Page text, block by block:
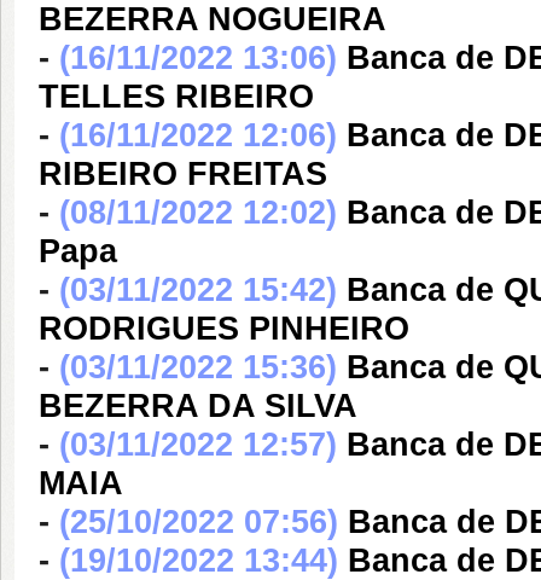
BEZERRA NOGUEIRA
- (16/11/2022 13:06) Banca de
TELLES RIBEIRO
- (16/11/2022 12:06) Banca de
RIBEIRO FREITAS
- (08/11/2022 12:02) Banca de
Papa
- (03/11/2022 15:42) Banca de
RODRIGUES PINHEIRO
- (03/11/2022 15:36) Banca de
BEZERRA DA SILVA
- (03/11/2022 12:57) Banca de
MAIA
- (25/10/2022 07:56) Banca de
- (19/10/2022 13:44) Banca de